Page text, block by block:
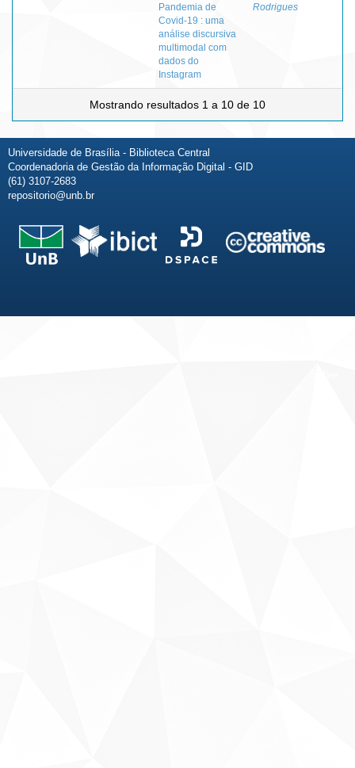
Pandemia de
Covid-19 : uma
análise discursiva
multimodal com
dados do
Instagram
Rodrigues
Mostrando resultados 1 a 10 de 10
Universidade de Brasília - Biblioteca Central
Coordenadoria de Gestão da Informação Digital - GID
(61) 3107-2683
repositorio@unb.br